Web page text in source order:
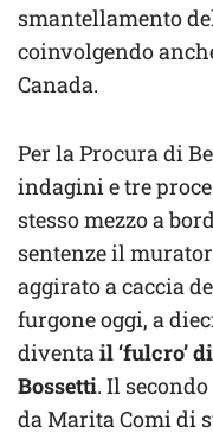
smantellamento
coinvolgendo
Canada.
Per la Procura di
indagini e tre
stesso mezzo a
sentenze il
aggirato a caccia
furgone oggi, a
diventail ‘fulcro’
Bossetti. Il
da Marita Comi di